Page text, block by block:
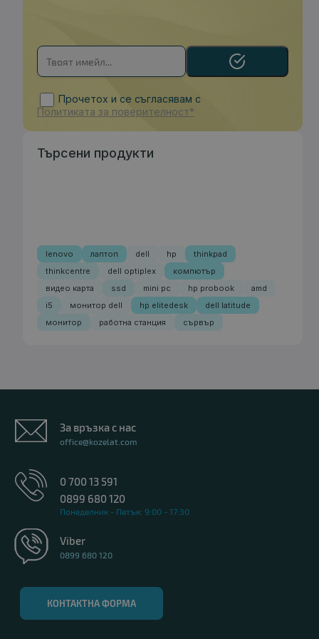
Прочетох и се съгласявам с
Политиката за поверителност*
Търсени продукти
lenovo лаптоп dell hp
thinkpad
thinkcentre
dell optiplex
компютър
видео карта
ssd mini pc hp probook
amd
i5
монитор dell hp elitedesk
dell latitude
монитор
работна станция сървър
За връзка с нас
office@kozelat.com
0 700 13 591
0899 680 120
Понеделник - Петък: 9:00 - 17:30
Viber
0899 680 120
КОНТАКТНА ФОРМА